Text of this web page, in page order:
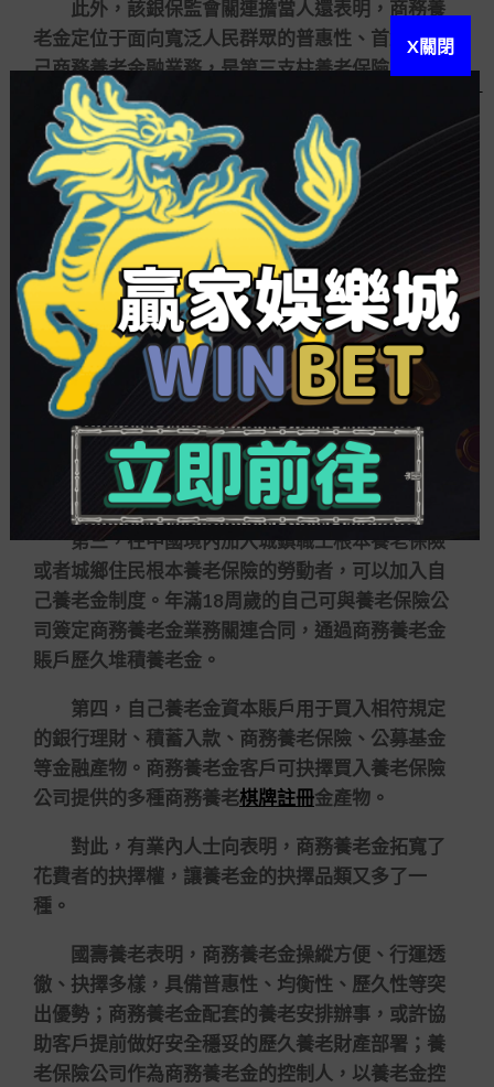
此外，該銀保監會關連擔當人還表明，商務養
老金定位于面向寬泛人民群眾的普惠性、首創性自
己商務養老金融業務，是第三支柱養老保險的構造
部門，對自己養老金制度成長具有支持和增補的作
用。商務養老金跟自己養老金的區別在以下四大氣
面。
第一，自己養老金是執政機構政策支持、自己
自愿加入、市場化運營，實現養老保險增補性能的
養老保險制度。商務養老金是自己自愿介入，市場
化、法治化行運的養老金融業務，由養老保險公司
提供包含有賬戶控制、安排諮詢、產物買入、歷久
領取等一站式辦事。
第二，國家訂定稅收優惠政策，勉勵相符前提
的人員加入自己養老金制度并依規領取自己養老
金。自己介入商務養老金業務，不享受關連自己所
得稅稅收優惠政策。
第三，在中國境內加入城鎮職工根本養老保險
或者城鄉住民根本養老保險的勞動者，可以加入自
己養老金制度。年滿18周歲的自己可與養老保險公
司簽定商務養老金業務關連合同，通過商務養老金
賬戶歷久堆積養老金。
第四，自己養老金資本賬戶用于買入相符規定
的銀行理財、積蓄入款、商務養老保險、公募基金
等金融產物。商務養老金客戶可抉擇買入養老保險
公司提供的多種商務養老棋牌註冊金產物。
對此，有業內人士向表明，商務養老金拓寬了
花費者的抉擇權，讓養老金的抉擇品類又多了一
種。
國壽養老表明，商務養老金操縱方便、行運透
徹、抉擇多樣，具備普惠性、均衡性、歷久性等突
出優勢；商務養老金配套的養老安排辦事，或許協
助客戶提前做好安全穩妥的歷久養老財產部署；養
老保險公司作為商務養老金的控制人，以養老金控
X關閉